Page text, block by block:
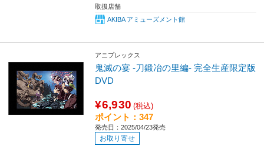
取扱店舗
AKIBA アミューズメント館
アニプレックス
鬼滅の宴 ‐刀鍛冶の里編- 完全生産限定版
DVD
¥6,930 (税込)
ポイント：347
発売日：2025/04/23発売
お取り寄せ